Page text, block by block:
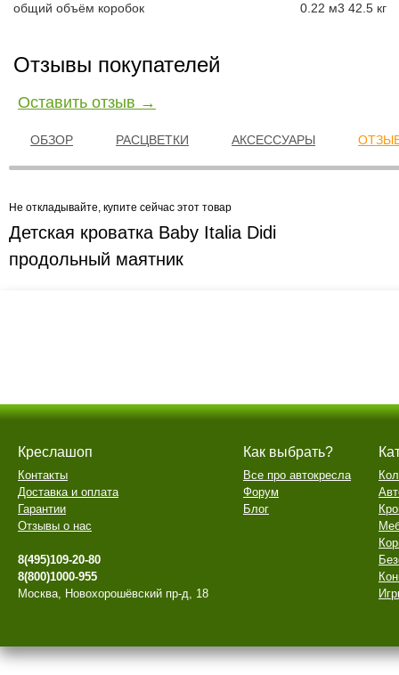
общий объём коробок
0.22 м3 42.5 кг
Отзывы покупателей
Оставить отзыв →
ОБЗОР РАСЦВЕТКИ АКСЕССУАРЫ
Не откладывайте, купите сейчас этот товар
Детская кроватка Baby Italia Didi
продольный маятник
Креслашоп
Контакты
Доставка и оплата
Гарантии
Отзывы о нас
8(495)109-20-80
8(800)1000-955
Москва, Новохорошёвский пр-д, 18
Как выбрать?
Все про автокресла
Форум
Блог